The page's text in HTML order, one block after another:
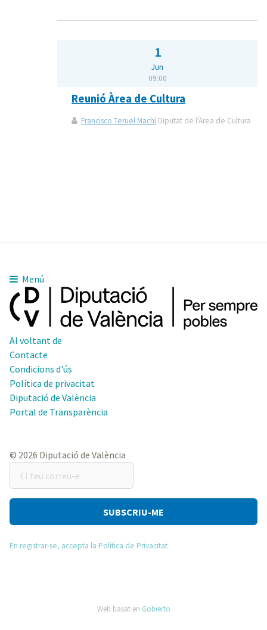
1
Jun
09:00
Reunió Àrea de Cultura
Francisco Teruel Machí Diputat de l'Àrea de Cultura
Menú
Al voltant de
Contacte
Condicions d'ús
Política de privacitat
Diputació de València
Portal de Transparència
© 2026 Diputació de València
teu
correu-
En registrar-se, accepta la Política de Privacitat
Web basat en Gobierto